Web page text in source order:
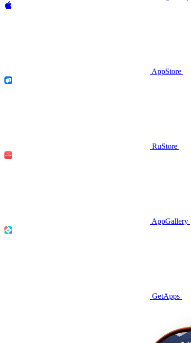
AppStore
RuStore
AppGallery
GetApps